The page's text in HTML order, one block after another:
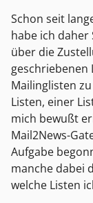
Schon seit
habe ich daher
über die
geschriebenen
Mailinglisten
Listen, einer
mich bewußt
Mail2News-
Aufgabe
manche dabei
welche Listen